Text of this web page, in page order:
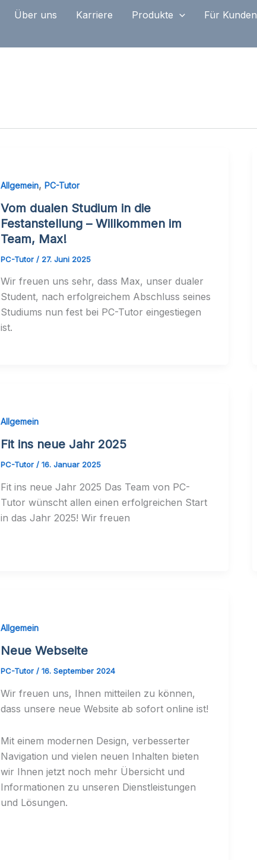
Über uns Karriere Produkte Für Kunden
Allgemein, PC-Tutor
Vom dualen Studium in die
Festanstellung – Willkommen im
Team, Max!
PC-Tutor / 27. Juni 2025
Wir freuen uns sehr, dass Max, unser dualer
Student, nach erfolgreichem Abschluss seines
Studiums nun fest bei PC-Tutor eingestiegen
ist.
Allgemein
Fit ins neue Jahr 2025
PC-Tutor / 16. Januar 2025
Fit ins neue Jahr 2025 Das Team von PC-
Tutor wünscht allen einen erfolgreichen Start
in das Jahr 2025! Wir freuen
Allgemein
Neue Webseite
PC-Tutor / 16. September 2024
Wir freuen uns, Ihnen mitteilen zu können,
dass unsere neue Website ab sofort online ist!
Mit einem modernen Design, verbesserter
Navigation und vielen neuen Inhalten bieten
wir Ihnen jetzt noch mehr Übersicht und
Informationen zu unseren Dienstleistungen
und Lösungen.